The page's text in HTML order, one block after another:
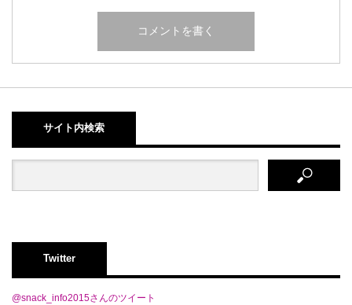
サイト内検索
Twitter
@snack_info2015さんのツイート